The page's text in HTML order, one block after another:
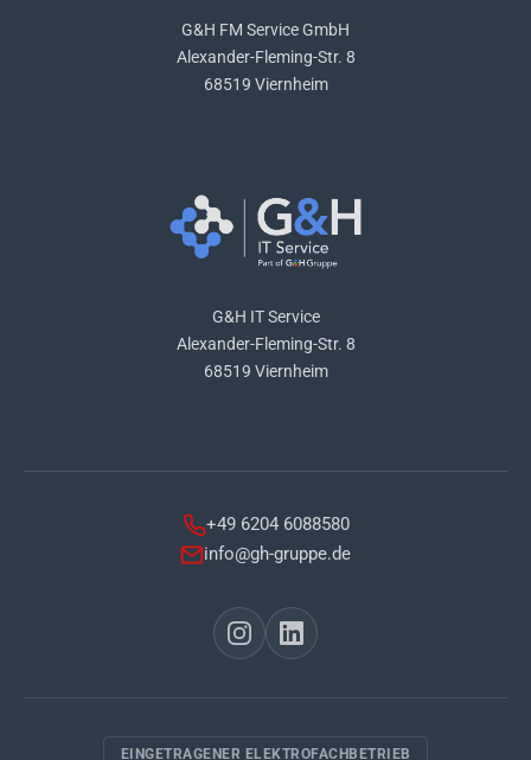
G&H FM Service GmbH
Alexander-Fleming-Str. 8
68519 Viernheim
G&H IT Service
Alexander-Fleming-Str. 8
68519 Viernheim
+49 6204 6088580
info@gh-gruppe.de
EINGETRAGENER ELEKTROFACHBETRIEB